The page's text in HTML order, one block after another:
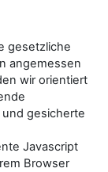
gesetzliche
angemessen
wir orientiert
und gesicherte
Javascript
Browser